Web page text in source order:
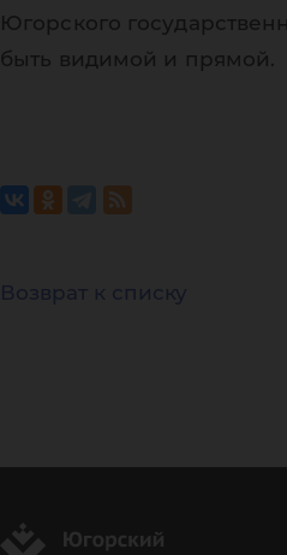
Югорского
быть видимой и прямой.
Возврат к списку